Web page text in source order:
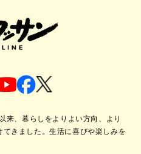
来、暮らしをよりよい方向、より
てきました。生活に喜びや楽しみを